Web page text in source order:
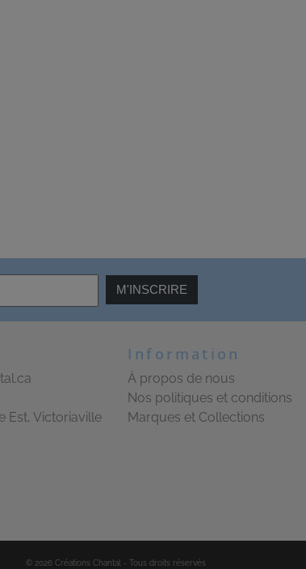
M'INSCRIRE
Est, Victoriaville
Information
À propos de nous
Nos politiques et conditions
Marques et Collections
© 2026 Créations Chantal - Tous droits réservés